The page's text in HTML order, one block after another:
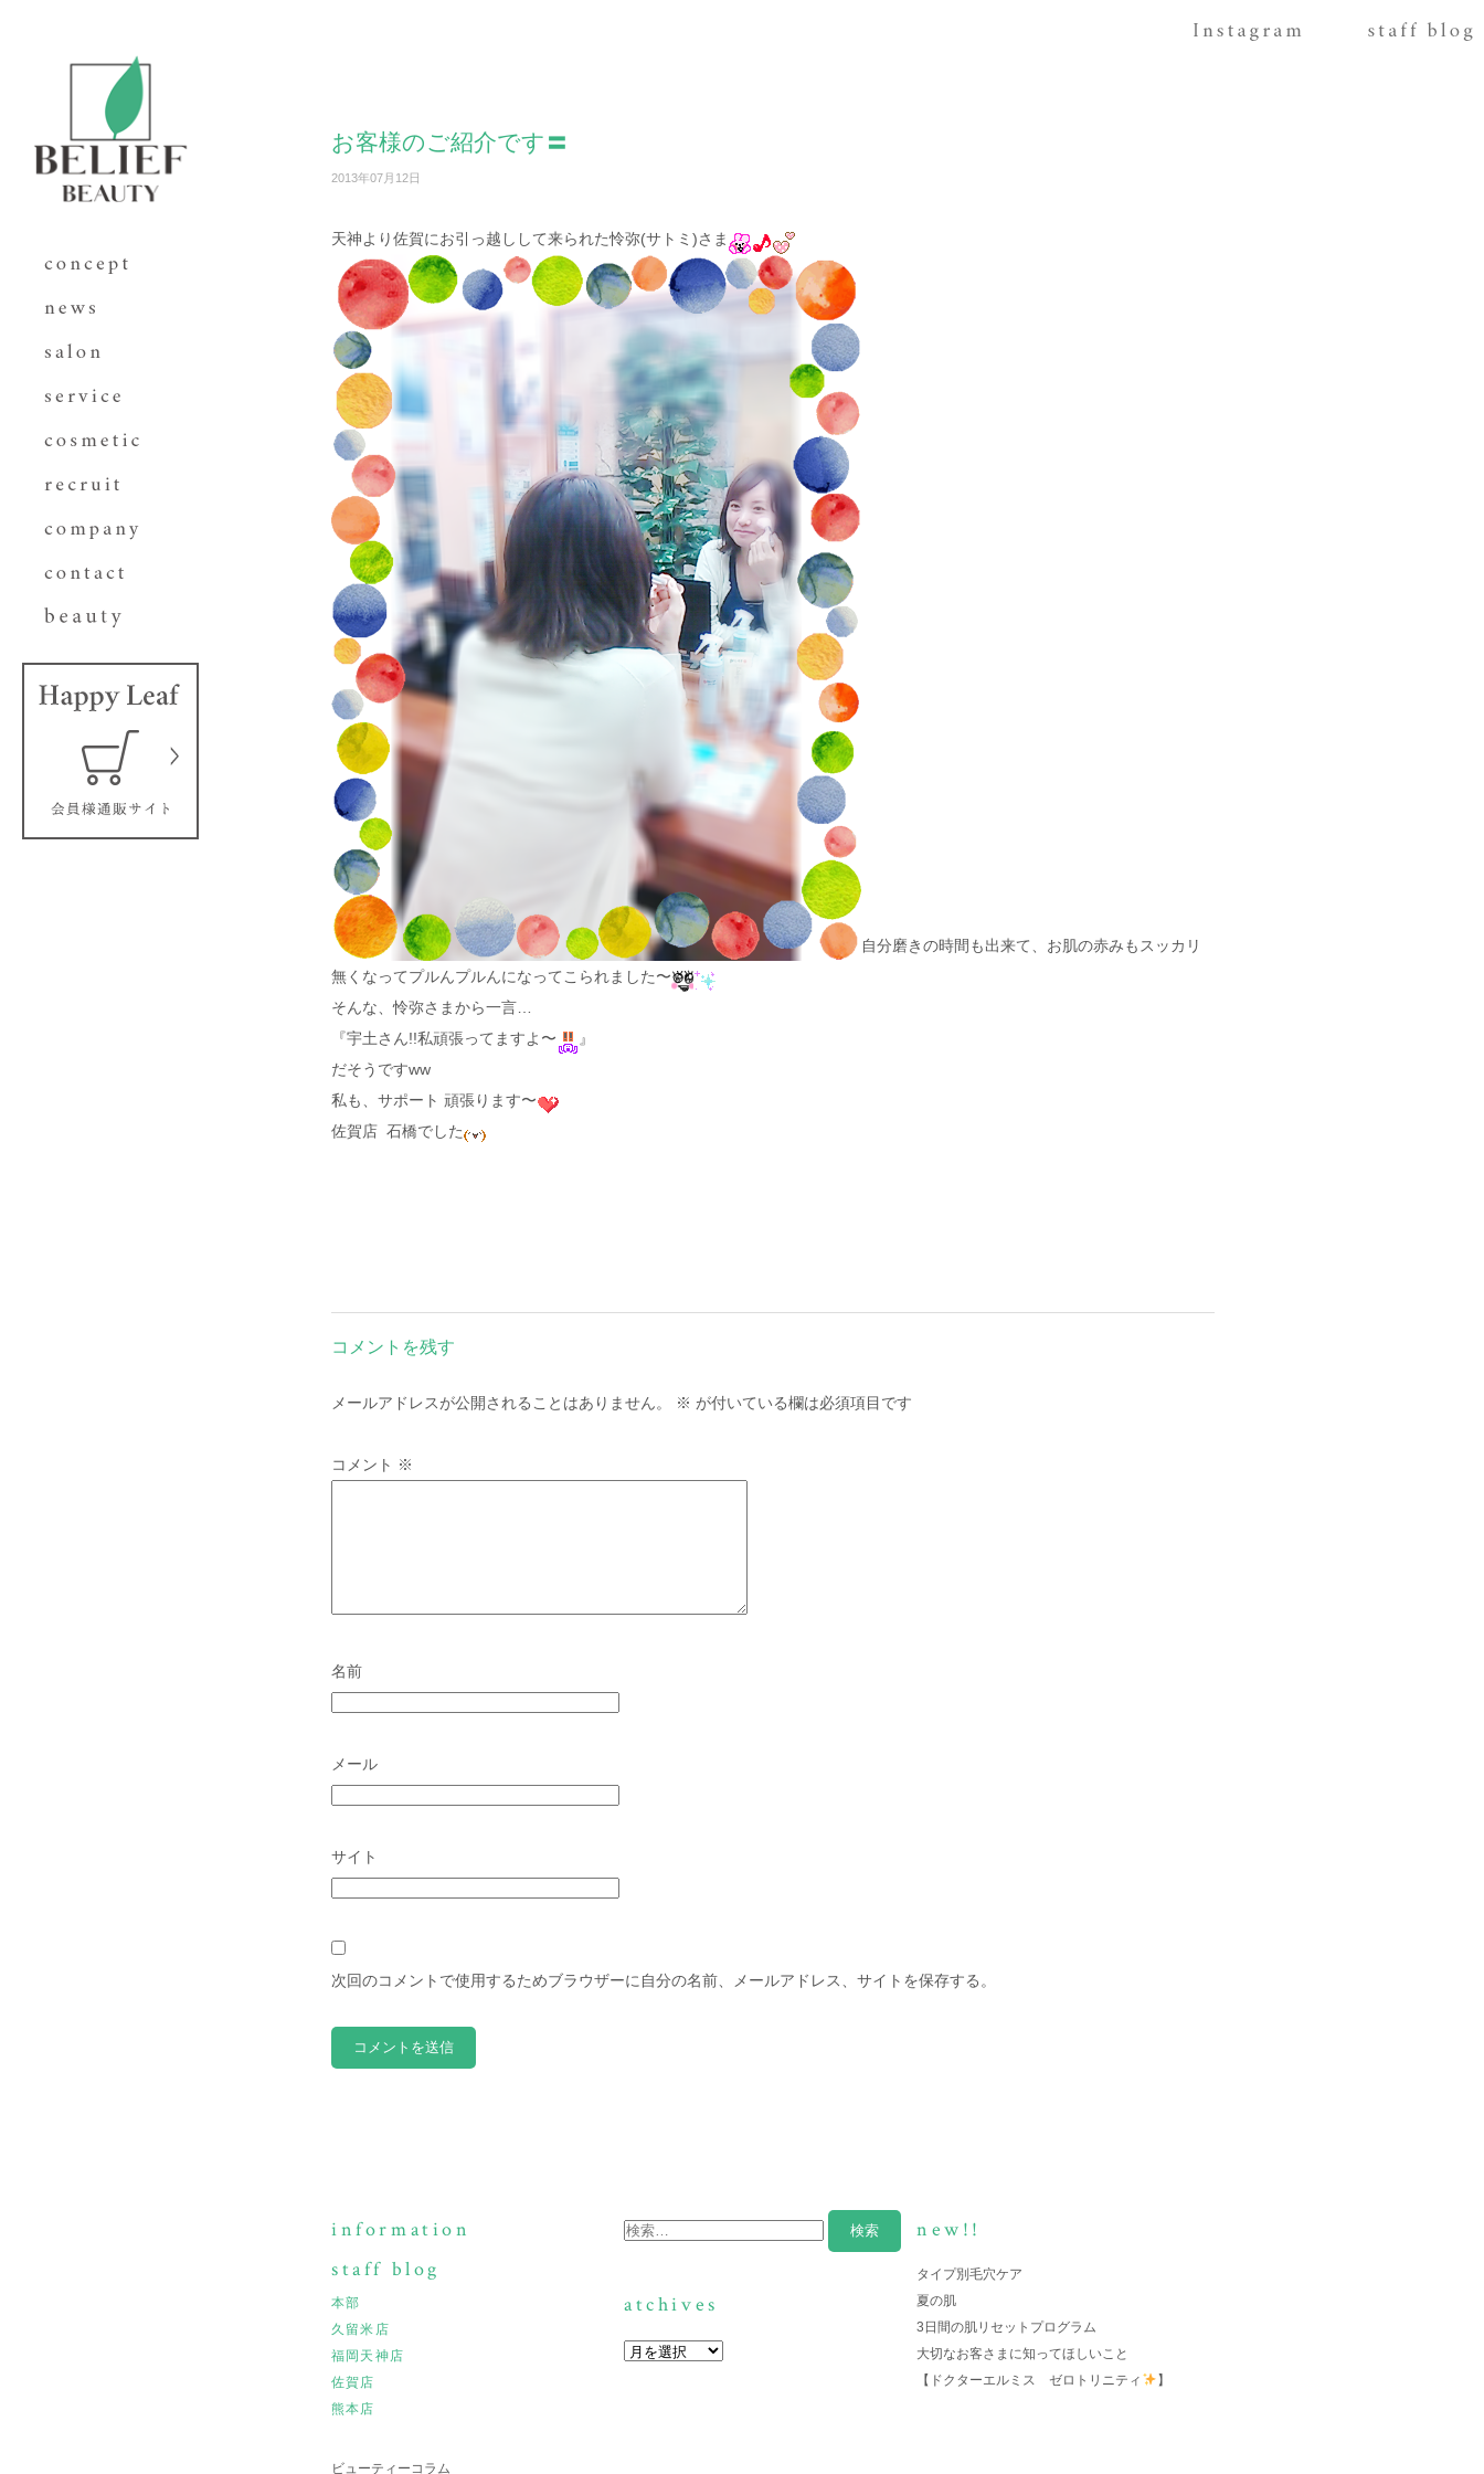
お客様のご紹介です〓
2013年07月12日
天神より佐賀にお引っ越しして来られた怜弥(サトミ)さま
自分磨きの時間も出来て、お肌の赤みもスッカリ
無くなってプルんプルんになってこられました〜
そんな、怜弥さまから一言…
『宇土さん!!私頑張ってますよ〜
』
だそうですww
私も、サポート 頑張ります〜
佐賀店 石橋でした
コメントを残す
メールアドレスが公開されることはありません。 ※ が付いている欄は必須項目です
コメント ※
名前
メール
サイト
次回のコメントで使用するためブラウザーに自分の名前、メールアドレス、サイトを保存する。
information
staff blog
本部
久留米店
福岡天神店
佐賀店
熊本店
ビューティーコラム
new!!
タイプ別毛穴ケア
夏の肌
3日間の肌リセットプログラム
大切なお客さまに知ってほしいこと
【ドクターエルミス ゼロトリニティ
】
atchives